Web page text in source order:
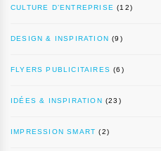
CULTURE D’ENTREPRISE (12)
DESIGN & INSPIRATION (9)
FLYERS PUBLICITAIRES (6)
IDÉES & INSPIRATION (23)
IMPRESSION SMART (2)